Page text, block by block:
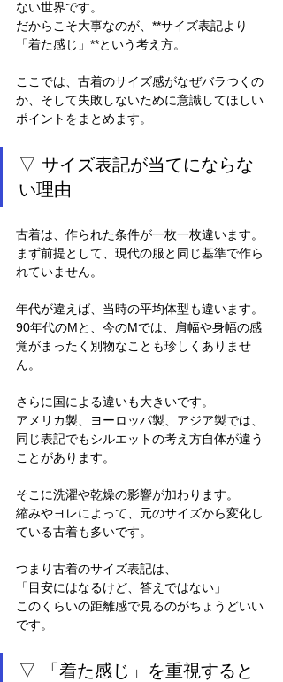
ない世界です。
だからこそ大事なのが、**サイズ表記より
「着た感じ」**という考え方。
ここでは、古着のサイズ感がなぜバラつくの
か、そして失敗しないために意識してほしい
ポイントをまとめます。
▽ サイズ表記が当てにならな
い理由
古着は、作られた条件が一枚一枚違います。
まず前提として、現代の服と同じ基準で作ら
れていません。
年代が違えば、当時の平均体型も違います。
90年代のMと、今のMでは、肩幅や身幅の感
覚がまったく別物なことも珍しくありませ
ん。
さらに国による違いも大きいです。
アメリカ製、ヨーロッパ製、アジア製では、
同じ表記でもシルエットの考え方自体が違う
ことがあります。
そこに洗濯や乾燥の影響が加わります。
縮みやヨレによって、元のサイズから変化し
ている古着も多いです。
つまり古着のサイズ表記は、
「目安にはなるけど、答えではない」
このくらいの距離感で見るのがちょうどいい
です。
▽ 「着た感じ」を重視すると